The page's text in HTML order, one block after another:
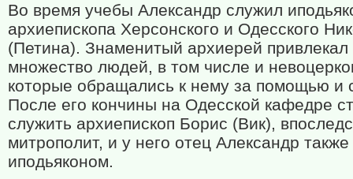
Во время учебы Александр служил
архиепископа Херсонского и Одесского
(Петина). Знаменитый архиерей привлекал
множество людей, в том числе и
которые обращались к нему за помощью и
После его кончины на Одесской кафедре
служить архиепископ Борис (Вик),
митрополит, и у него отец Александр
иподьяконом.